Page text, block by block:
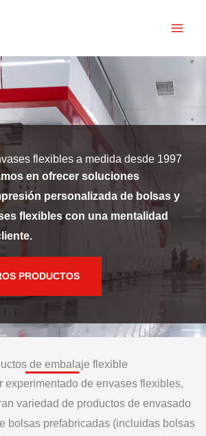
flexibles a medida desde 1997
en ofrecer soluciones
personalizada de bolsas y
flexibles con una mentalidad
PRODUCTOS
de embalaje flexible
experimentado de envases flexibles,
variedad de productos de envasado
bolsas prefabricadas (incluidas bolsas